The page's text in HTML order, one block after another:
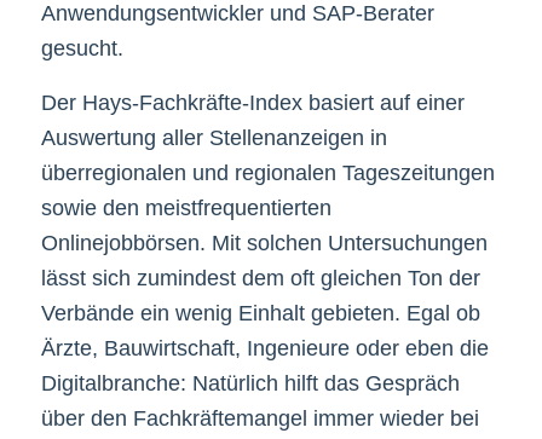
Anwendungsentwickler und SAP-Berater
gesucht.
Der Hays-Fachkräfte-Index basiert auf einer
Auswertung aller Stellenanzeigen in
überregionalen und regionalen Tageszeitungen
sowie den meistfrequentierten
Onlinejobbörsen. Mit solchen Untersuchungen
lässt sich zumindest dem oft gleichen Ton der
Verbände ein wenig Einhalt gebieten. Egal ob
Ärzte, Bauwirtschaft, Ingenieure oder eben die
Digitalbranche: Natürlich hilft das Gespräch
über den Fachkräftemangel immer wieder bei